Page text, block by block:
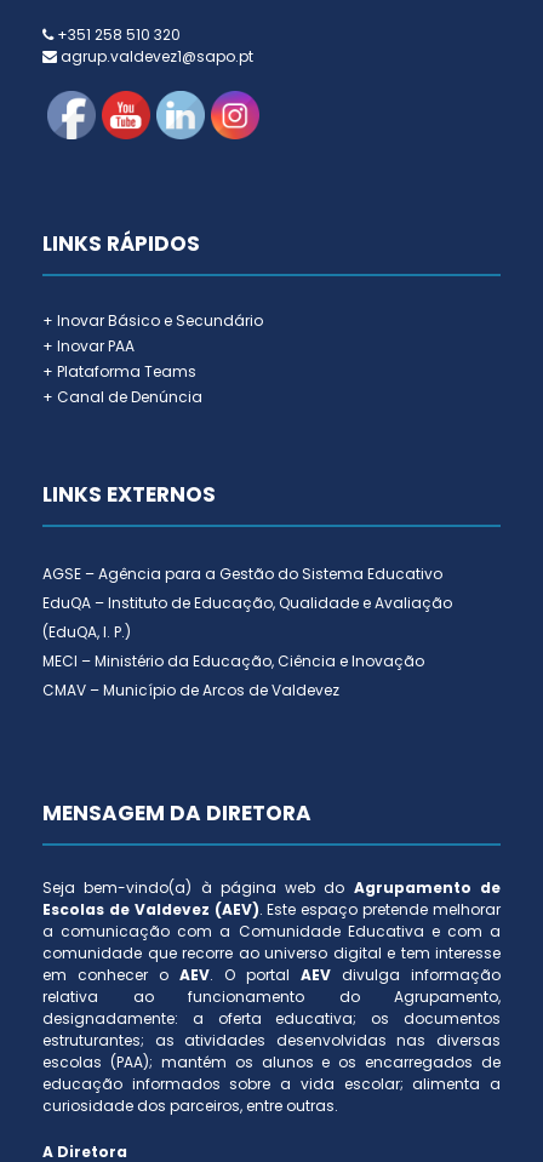
+351 258 510 320
agrup.valdevez1@sapo.pt
LINKS RÁPIDOS
+ Inovar Básico e Secundário
+ Inovar PAA
+ Plataforma Teams
+ Canal de Denúncia
LINKS EXTERNOS
AGSE – Agência para a Gestão do Sistema Educativo
EduQA – Instituto de Educação, Qualidade e Avaliação
(EduQA, I. P.)
MECI – Ministério da Educação, Ciência e Inovação
CMAV – Município de Arcos de Valdevez
MENSAGEM DA DIRETORA
Seja bem-vindo(a) à página web do Agrupamento de
Escolas de Valdevez (AEV). Este espaço pretende melhorar
a comunicação com a Comunidade Educativa e com a
comunidade que recorre ao universo digital e tem interesse
em conhecer o AEV. O portal AEV divulga informação
relativa ao funcionamento do Agrupamento,
designadamente: a oferta educativa; os documentos
estruturantes; as atividades desenvolvidas nas diversas
escolas (PAA); mantém os alunos e os encarregados de
educação informados sobre a vida escolar; alimenta a
curiosidade dos parceiros, entre outras.
A Diretora